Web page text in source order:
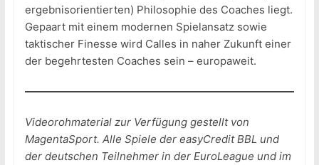
ergebnisorientierten) Philosophie des Coaches liegt.
Gepaart mit einem modernen Spielansatz sowie
taktischer Finesse wird Calles in naher Zukunft einer
der begehrtesten Coaches sein – europaweit.
Videorohmaterial zur Verfügung gestellt von
MagentaSport. Alle Spiele der easyCredit BBL und
der deutschen Teilnehmer in der EuroLeague und im